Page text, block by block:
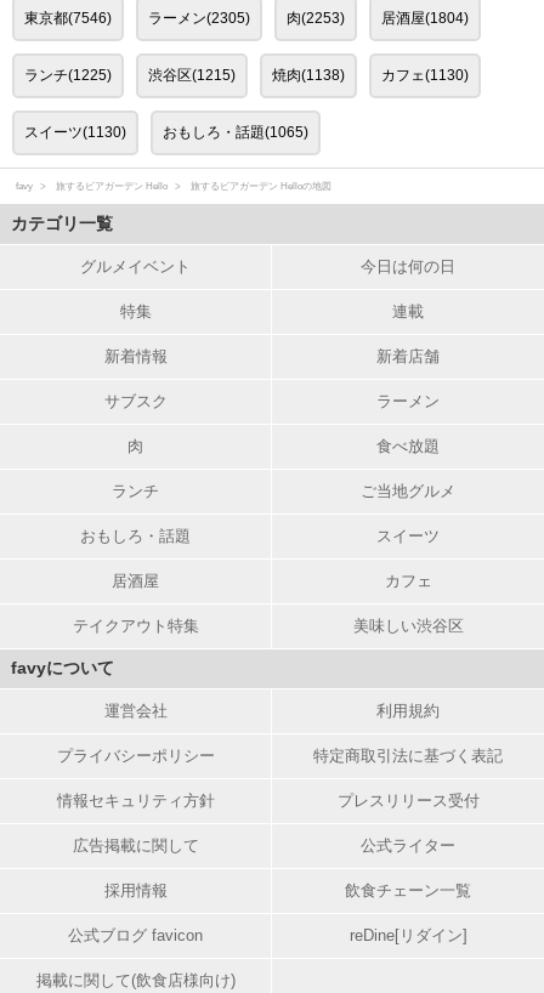
東京都(7546) ラーメン(2305) 肉(2253) 居酒屋(1804)
ランチ(1225) 渋谷区(1215) 焼肉(1138) カフェ(1130)
スイーツ(1130) おもしろ・話題(1065)
favy 旅するビアガーデン Hello 旅するビアガーデン Helloの地図
カテゴリ一覧
グルメイベント 今日は何の日
特集 連載
新着情報 新着店舗
サブスク ラーメン
肉 食べ放題
ランチ ご当地グルメ
おもしろ・話題 スイーツ
居酒屋 カフェ
テイクアウト特集 美味しい渋谷区
favyについて
運営会社 利用規約
プライバシーポリシー 特定商取引法に基づく表記
情報セキュリティ方針 プレスリリース受付
広告掲載に関して 公式ライター
採用情報 飲食チェーン一覧
公式ブログ favicon reDine[リダイン]
掲載に関して(飲食店様向け)